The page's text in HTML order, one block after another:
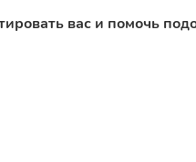
вас и помочь